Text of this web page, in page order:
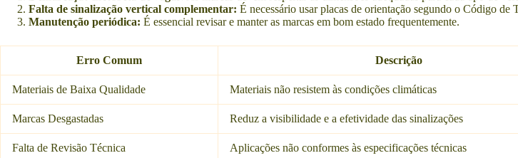
Falta de sinalização vertical complementar: É necessário usar placas de orientação segundo o Código
Manutenção periódica: É essencial revisar e manter as marcas em bom estado frequentemente.
Erro Comum Descrição
Materiais de Baixa Qualidade Materiais não resistem às condições climáticas
Marcas Desgastadas Reduz a visibilidade e a efetividade das sinalizações
Falta de Revisão Técnica Aplicações não conformes às especificações técnicas